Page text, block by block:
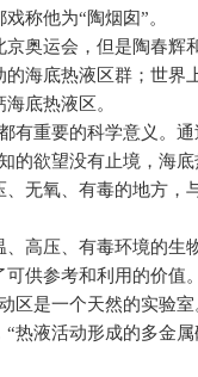
称他为“陶烟囱”。
京奥运会，但是陶春辉
的海底热液区群；世界
底热液区。
有重要的科学意义。
的欲望没有止境，海
、无氧、有毒的地方，
、高压、有毒环境的生
可供参考和利用的价值
区是一个天然的实验
“热液活动形成的多金